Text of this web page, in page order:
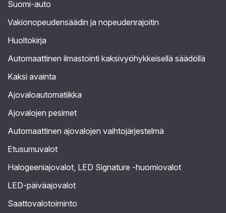
Suomi-auto
Vakionopeudensäädin ja nopeudenrajoitin
Huoltokirja
Automaattinen ilmastointi kaksivyöhykkeisellä säädöllä
Kaksi avainta
Ajovaloautomatiikka
Ajovalojen pesimet
Automaattinen ajovalojen vaihtojärjestelmä
Etusumuvalot
Halogeeniajovalot, LED Signature -huomiovalot
LED-päiväajovalot
Saattovalotoiminto